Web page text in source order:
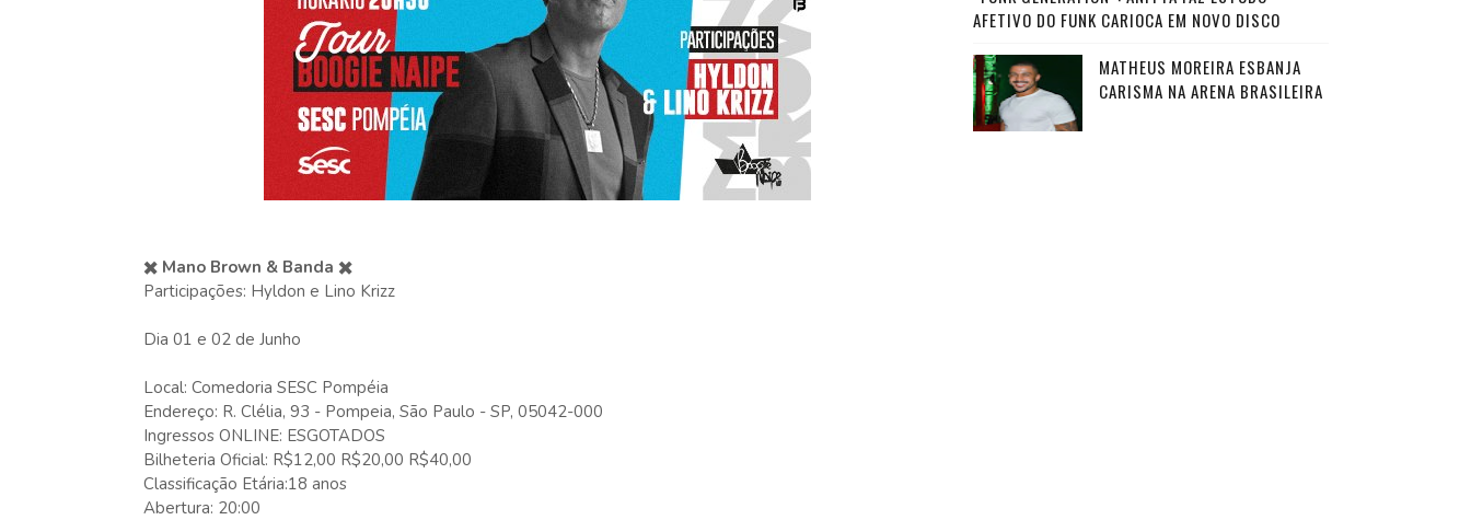
✖️ Mano Brown & Banda ✖️
Participações: Hyldon e Lino Krizz
Dia 01 e 02 de Junho
Local: Comedoria SESC Pompéia
Endereço: R. Clélia, 93 - Pompeia, São Paulo - SP, 05042-000
Ingressos ONLINE: ESGOTADOS
Bilheteria Oficial: R$12,00 R$20,00 R$40,00
Classificação Etária:18 anos
Abertura: 20:00
AFETIVO DO FUNK CARIOCA EM NOVO DISCO
MATHEUS MOREIRA ESBANJA
CARISMA NA ARENA BRASILEIRA